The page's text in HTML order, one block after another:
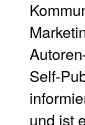
Self-
und ist